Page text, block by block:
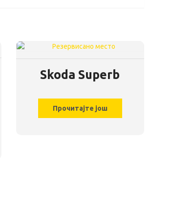
Skoda Superb
Прочитајте још